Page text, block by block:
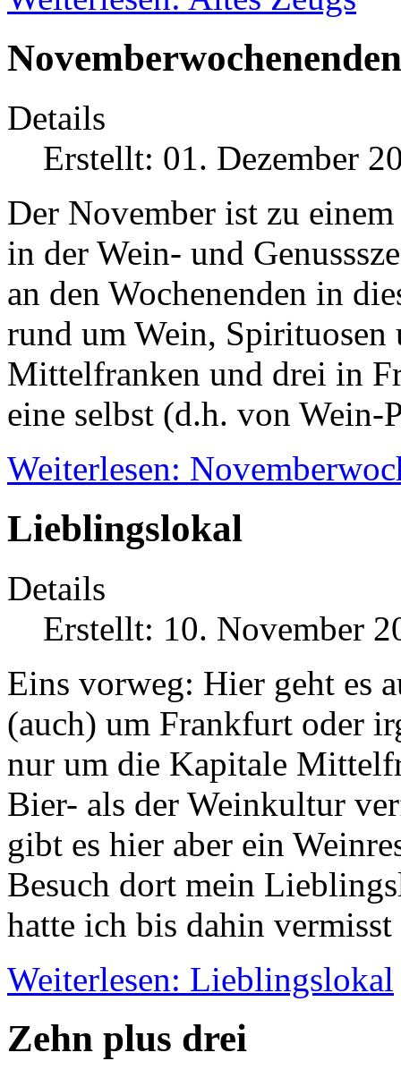
Novemberwochenenden
Details
Erstellt: 01. Dezember
Der November ist zu
in der Wein- und
an den Wochenenden in
rund um Wein,
Mittelfranken und drei in
eine selbst (d.h. von Wein-
Weiterlesen:
Lieblingslokal
Details
Erstellt: 10. November
Eins vorweg: Hier geht es
(auch) um Frankfurt oder
nur um die Kapitale
Bier- als der Weinkultur
gibt es hier aber ein
Besuch dort mein
hatte ich bis dahin
Weiterlesen: Lieblingslokal
Zehn plus drei